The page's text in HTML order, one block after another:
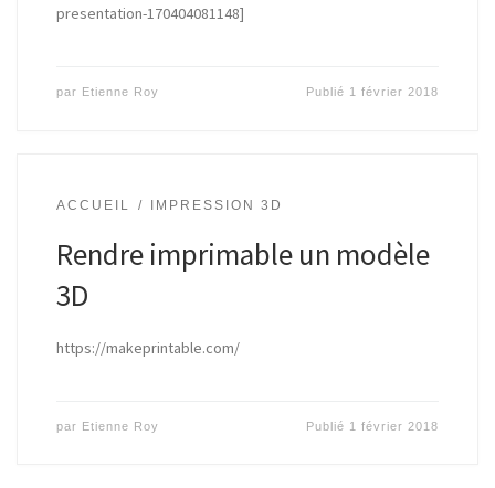
presentation-170404081148]
par Etienne Roy Publié 1 février 2018
ACCUEIL IMPRESSION 3D
Rendre imprimable un modèle
3D
https://makeprintable.com/
par Etienne Roy Publié 1 février 2018